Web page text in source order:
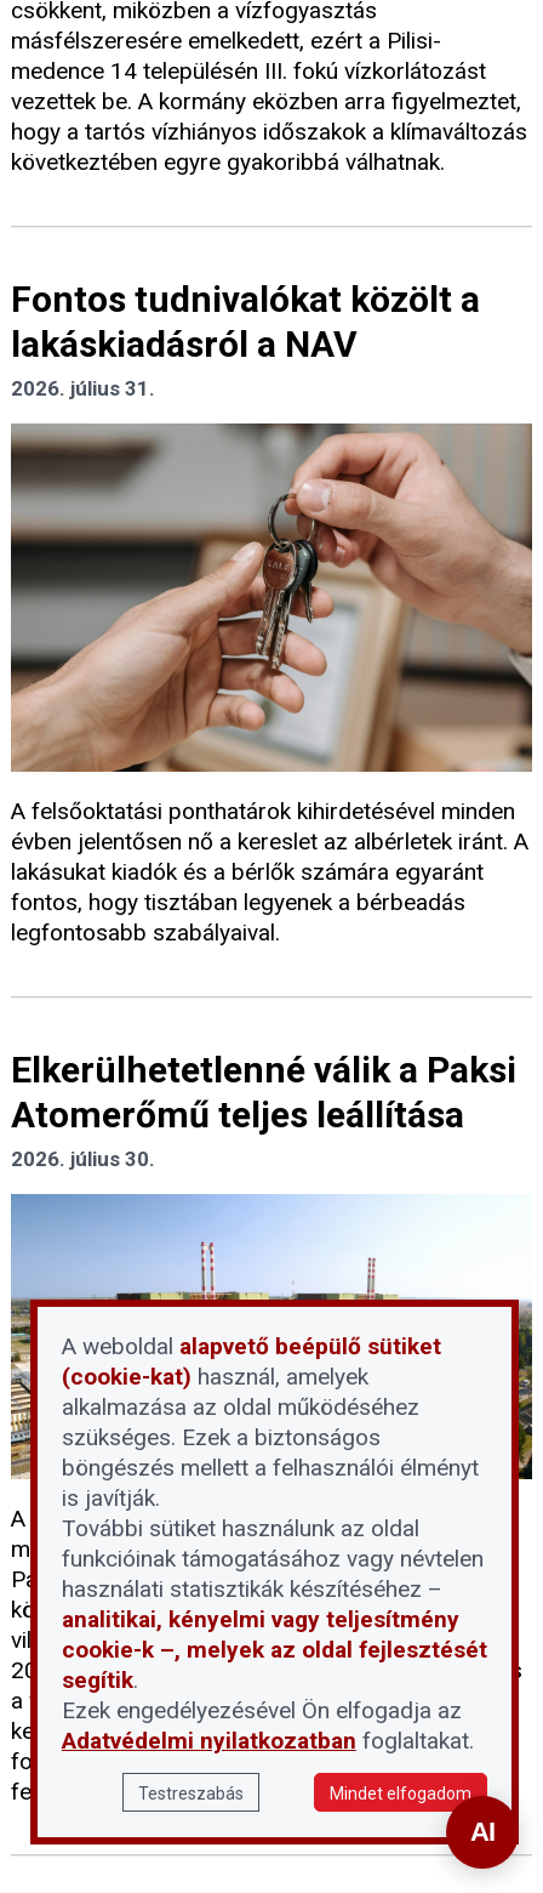
csökkent, miközben a vízfogyasztás
másfélszeresére emelkedett, ezért a Pilisi-
medence 14 településén III. fokú vízkorlátozást
vezettek be. A kormány eközben arra figyelmeztet,
hogy a tartós vízhiányos időszakok a klímaváltozás
következtében egyre gyakoribbá válhatnak.
Fontos tudnivalókat közölt a
lakáskiadásról a NAV
2026. július 31.
A felsőoktatási ponthatárok kihirdetésével minden
évben jelentősen nő a kereslet az albérletek iránt. A
lakásukat kiadók és a bérlők számára egyaránt
fontos, hogy tisztában legyenek a bérbeadás
legfontosabb szabályaival.
Elkerülhetetlenné válik a Paksi
Atomerőmű teljes leállítása
2026. július 30.
A Duna rendkívüli és tartós vízszintcsökkenése
miatt a következő 24-72 órában le kell állítani a
Paksi Atomerőmű mind a négy blokkját. A döntés
következtében átmenetileg megszűnik a hazai
villamosenergia-termelés mintegy felét adó, közel
2000 MW-os kapacitás. Az erőmű szakemberei és
a vízügyi hatóságok felkészültek a helyzet
kezelésére: az álló blokkok biztonsági hűtése
folyamatosan biztosított, a lakosságot pedig
felelős és takarékos áramhasználatra kérik.
A weboldal alapvető beépülő sütiket
(cookie-kat) használ, amelyek
alkalmazása az oldal működéséhez
szükséges. Ezek a biztonságos
böngészés mellett a felhasználói élményt
is javítják.
További sütiket használunk az oldal
funkcióinak támogatásához vagy névtelen
használati statisztikák készítéséhez –
analitikai, kényelmi vagy teljesítmény
cookie-k –, melyek az oldal fejlesztését
segítik.
Ezek engedélyezésével Ön elfogadja az
Adatvédelmi nyilatkozatban foglaltakat.
Testreszabás Mindet elfogadom